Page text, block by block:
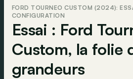
FORD TOURNEO CUSTOM (2024):
CONFIGURATION
Essai : Ford
Custom, la folie
grandeurs